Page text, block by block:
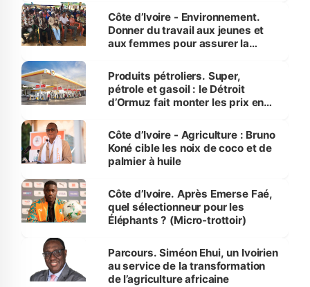
Côte d’Ivoire - Environnement.
Donner du travail aux jeunes et
aux femmes pour assurer la
menacées
Produits pétroliers. Super,
pétrole et gasoil : le Détroit
d’Ormuz fait monter les prix en
Côte d’Ivoire - Agriculture : Bruno
Koné cible les noix de coco et de
palmier à huile
Côte d’Ivoire. Après Emerse Faé,
quel sélectionneur pour les
Éléphants ? (Micro-trottoir)
Parcours. Siméon Ehui, un Ivoirien
au service de la transformation
de l’agriculture africaine